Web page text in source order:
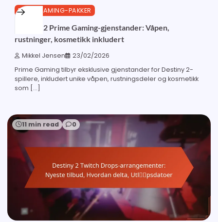
PRIME GAMING-PAKKER
Destiny 2 Prime Gaming-gjenstander: Våpen,
rustninger, kosmetikk inkludert
Mikkel Jensen 23/02/2026
Prime Gaming tilbyr eksklusive gjenstander for Destiny 2-
spillere, inkludert unike våpen, rustningsdeler og kosmetikk
som […]
11 min read 0